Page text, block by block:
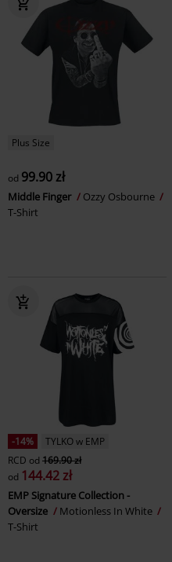
Plus Size
od 99.90 zł
Middle Finger
Ozzy Osbourne
T-Shirt
-14%
TYLKO w EMP
RCD od 169.90 zł
od 144.42 zł
EMP Signature Collection -
Oversize
Motionless In White
T-Shirt